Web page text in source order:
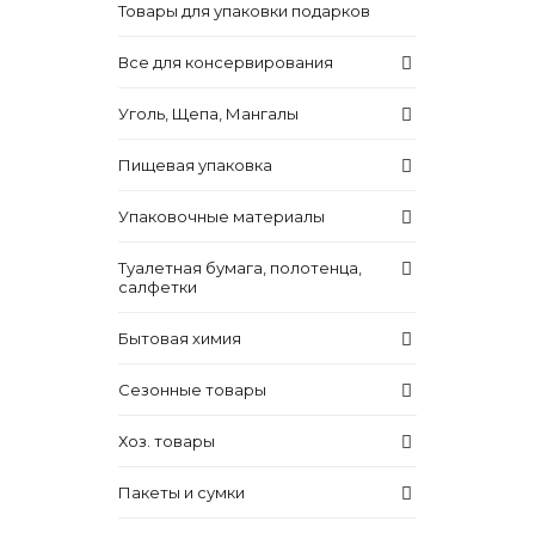
Товары для упаковки подарков
Все для консервирования
Уголь, Щепа, Мангалы
Пищевая упаковка
Упаковочные материалы
Туалетная бумага, полотенца,
салфетки
Бытовая химия
Сезонные товары
Хоз. товары
Пакеты и сумки